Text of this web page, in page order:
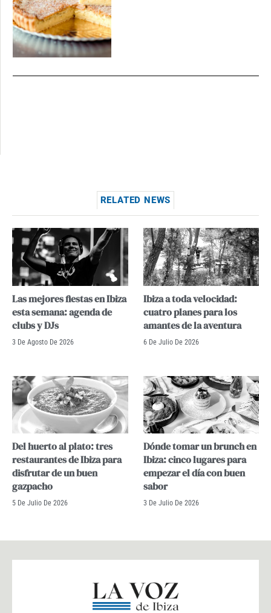
RELATED NEWS
Las mejores fiestas en Ibiza
esta semana: agenda de
clubs y DJs
3 De Agosto De 2026
Ibiza a toda velocidad:
cuatro planes para los
amantes de la aventura
6 De Julio De 2026
Del huerto al plato: tres
restaurantes de Ibiza para
disfrutar de un buen
gazpacho
5 De Julio De 2026
Dónde tomar un brunch en
Ibiza: cinco lugares para
empezar el día con buen
sabor
3 De Julio De 2026